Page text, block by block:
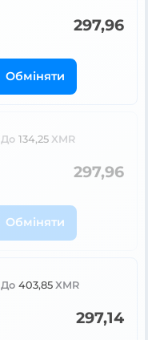
297,96
Обміняти
До 134,25 XMR
297,96
Обміняти
До 403,85 XMR
297,14